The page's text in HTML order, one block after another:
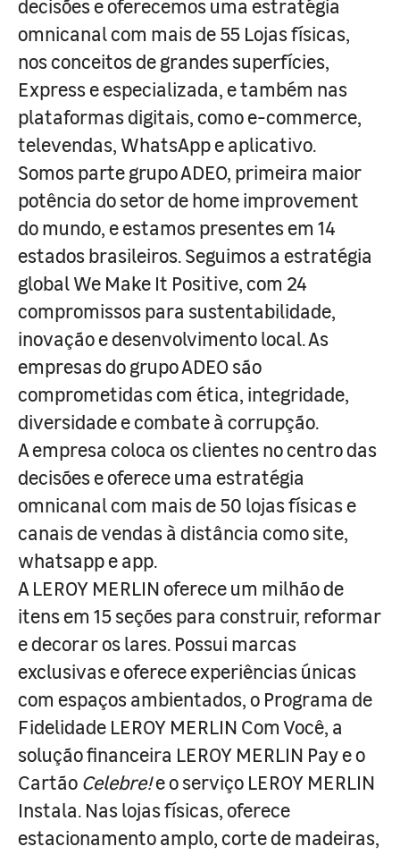
decisões e oferecemos uma estratégia
omnicanal com mais de 55 Lojas físicas,
nos conceitos de grandes superfícies,
Express e especializada, e também nas
plataformas digitais, como e-commerce,
televendas, WhatsApp e aplicativo.
Somos parte grupo ADEO, primeira maior
potência do setor de home improvement
do mundo, e estamos presentes em 14
estados brasileiros. Seguimos a estratégia
global We Make It Positive, com 24
compromissos para sustentabilidade,
inovação e desenvolvimento local. As
empresas do grupo ADEO são
comprometidas com ética, integridade,
diversidade e combate à corrupção.
A empresa coloca os clientes no centro das
decisões e oferece uma estratégia
omnicanal com mais de 50 lojas físicas e
canais de vendas à distância como site,
whatsapp e app.
A LEROY MERLIN oferece um milhão de
itens em 15 seções para construir, reformar
e decorar os lares. Possui marcas
exclusivas e oferece experiências únicas
com espaços ambientados, o Programa de
Fidelidade LEROY MERLIN Com Você, a
solução financeira LEROY MERLIN Pay e o
Cartão Celebre!e o serviço LEROY MERLIN
Instala. Nas lojas físicas, oferece
estacionamento amplo, corte de madeiras,